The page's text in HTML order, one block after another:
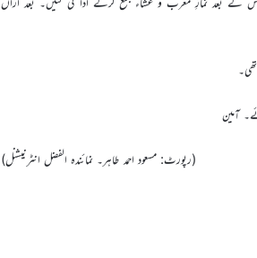
آمین
(رپورٹ: مسعود احمد طاہر۔ نمائندہ الفضل انٹرنیشنل)